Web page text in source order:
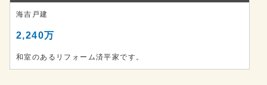
海吉戸建
2,240万
和室のあるリフォーム済平家です。